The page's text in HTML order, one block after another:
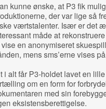
kunne ønske, at P3 fik
der var lige så
værtstalenter. Især er det
måde at
en anonymiseret
mens sms’erne vises
i alt får P3-holdet lavet en
om en form for
med sin
eksistensberettigelse.